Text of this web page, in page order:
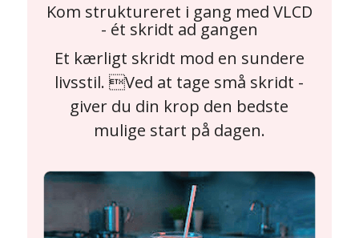
Kom struktureret i gang med VLCD
- ét skridt ad gangen
Et kærligt skridt mod en sundere
livsstil. Ved at tage små skridt -
giver du din krop den bedste
mulige start på dagen.